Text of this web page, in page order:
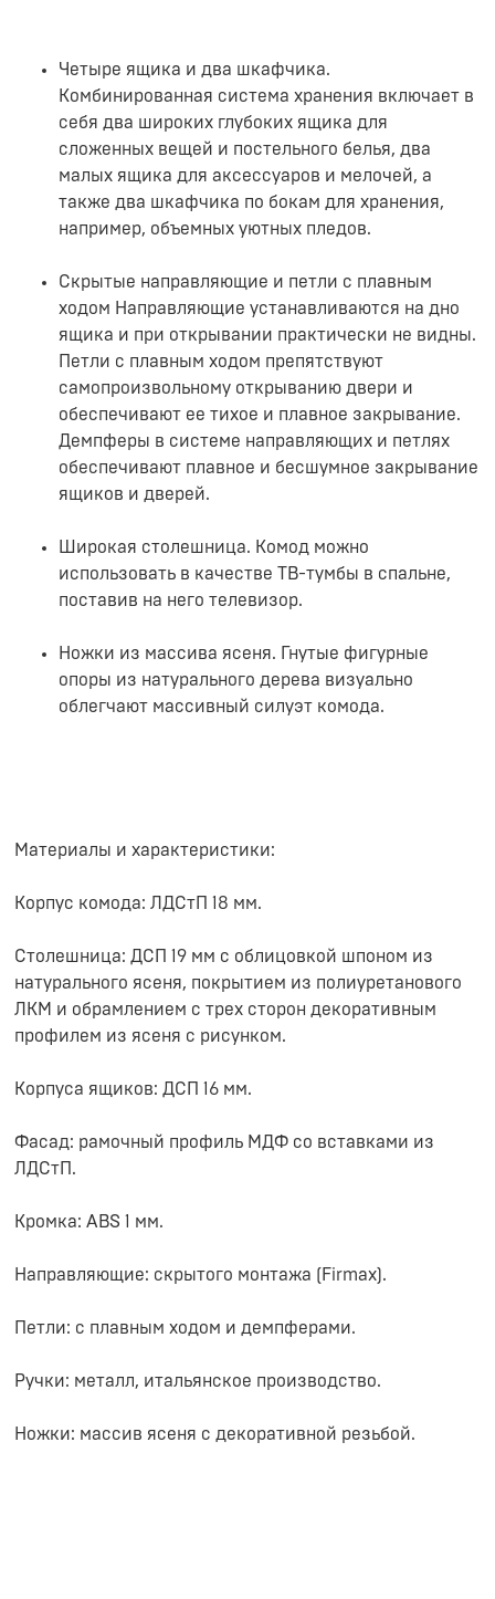
Четыре ящика и два шкафчика.
Комбинированная система хранения включает в
себя два широких глубоких ящика для
сложенных вещей и постельного белья, два
малых ящика для аксессуаров и мелочей, а
также два шкафчика по бокам для хранения,
например, объемных уютных пледов.
Скрытые направляющие и петли с плавным
ходом Направляющие устанавливаются на дно
ящика и при открывании практически не видны.
Петли с плавным ходом препятствуют
самопроизвольному открыванию двери и
обеспечивают ее тихое и плавное закрывание.
Демпферы в системе направляющих и петлях
обеспечивают плавное и бесшумное закрывание
ящиков и дверей.
Широкая столешница. Комод можно
использовать в качестве ТВ-тумбы в спальне,
поставив на него телевизор.
Ножки из массива ясеня. Гнутые фигурные
опоры из натурального дерева визуально
облегчают массивный силуэт комода.
Материалы и характеристики:
Корпус комода: ЛДСтП 18 мм.
Столешница: ДСП 19 мм с облицовкой шпоном из
натурального ясеня, покрытием из полиуретанового
ЛКМ и обрамлением с трех сторон декоративным
профилем из ясеня с рисунком.
Корпуса ящиков: ДСП 16 мм.
Фасад: рамочный профиль МДФ со вставками из
ЛДСтП.
Кромка: ABS 1 мм.
Направляющие: скрытого монтажа (Firmax).
Петли: с плавным ходом и демпферами.
Ручки: металл, итальянское производство.
Ножки: массив ясеня с декоративной резьбой.